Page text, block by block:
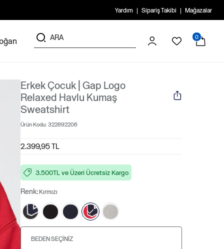
Yardım Sipariş Takibi Mağazalar
0
Erkek Çocuk | Gap Logo
Relaxed Havlu Kumaş
Sweatshirt
Ürün Kodu: 322892206
2.399,95 TL
3.500TL ve Üzeri Ücretsiz Kargo
Renk: Kırmızı
BEDEN SEÇINIZ